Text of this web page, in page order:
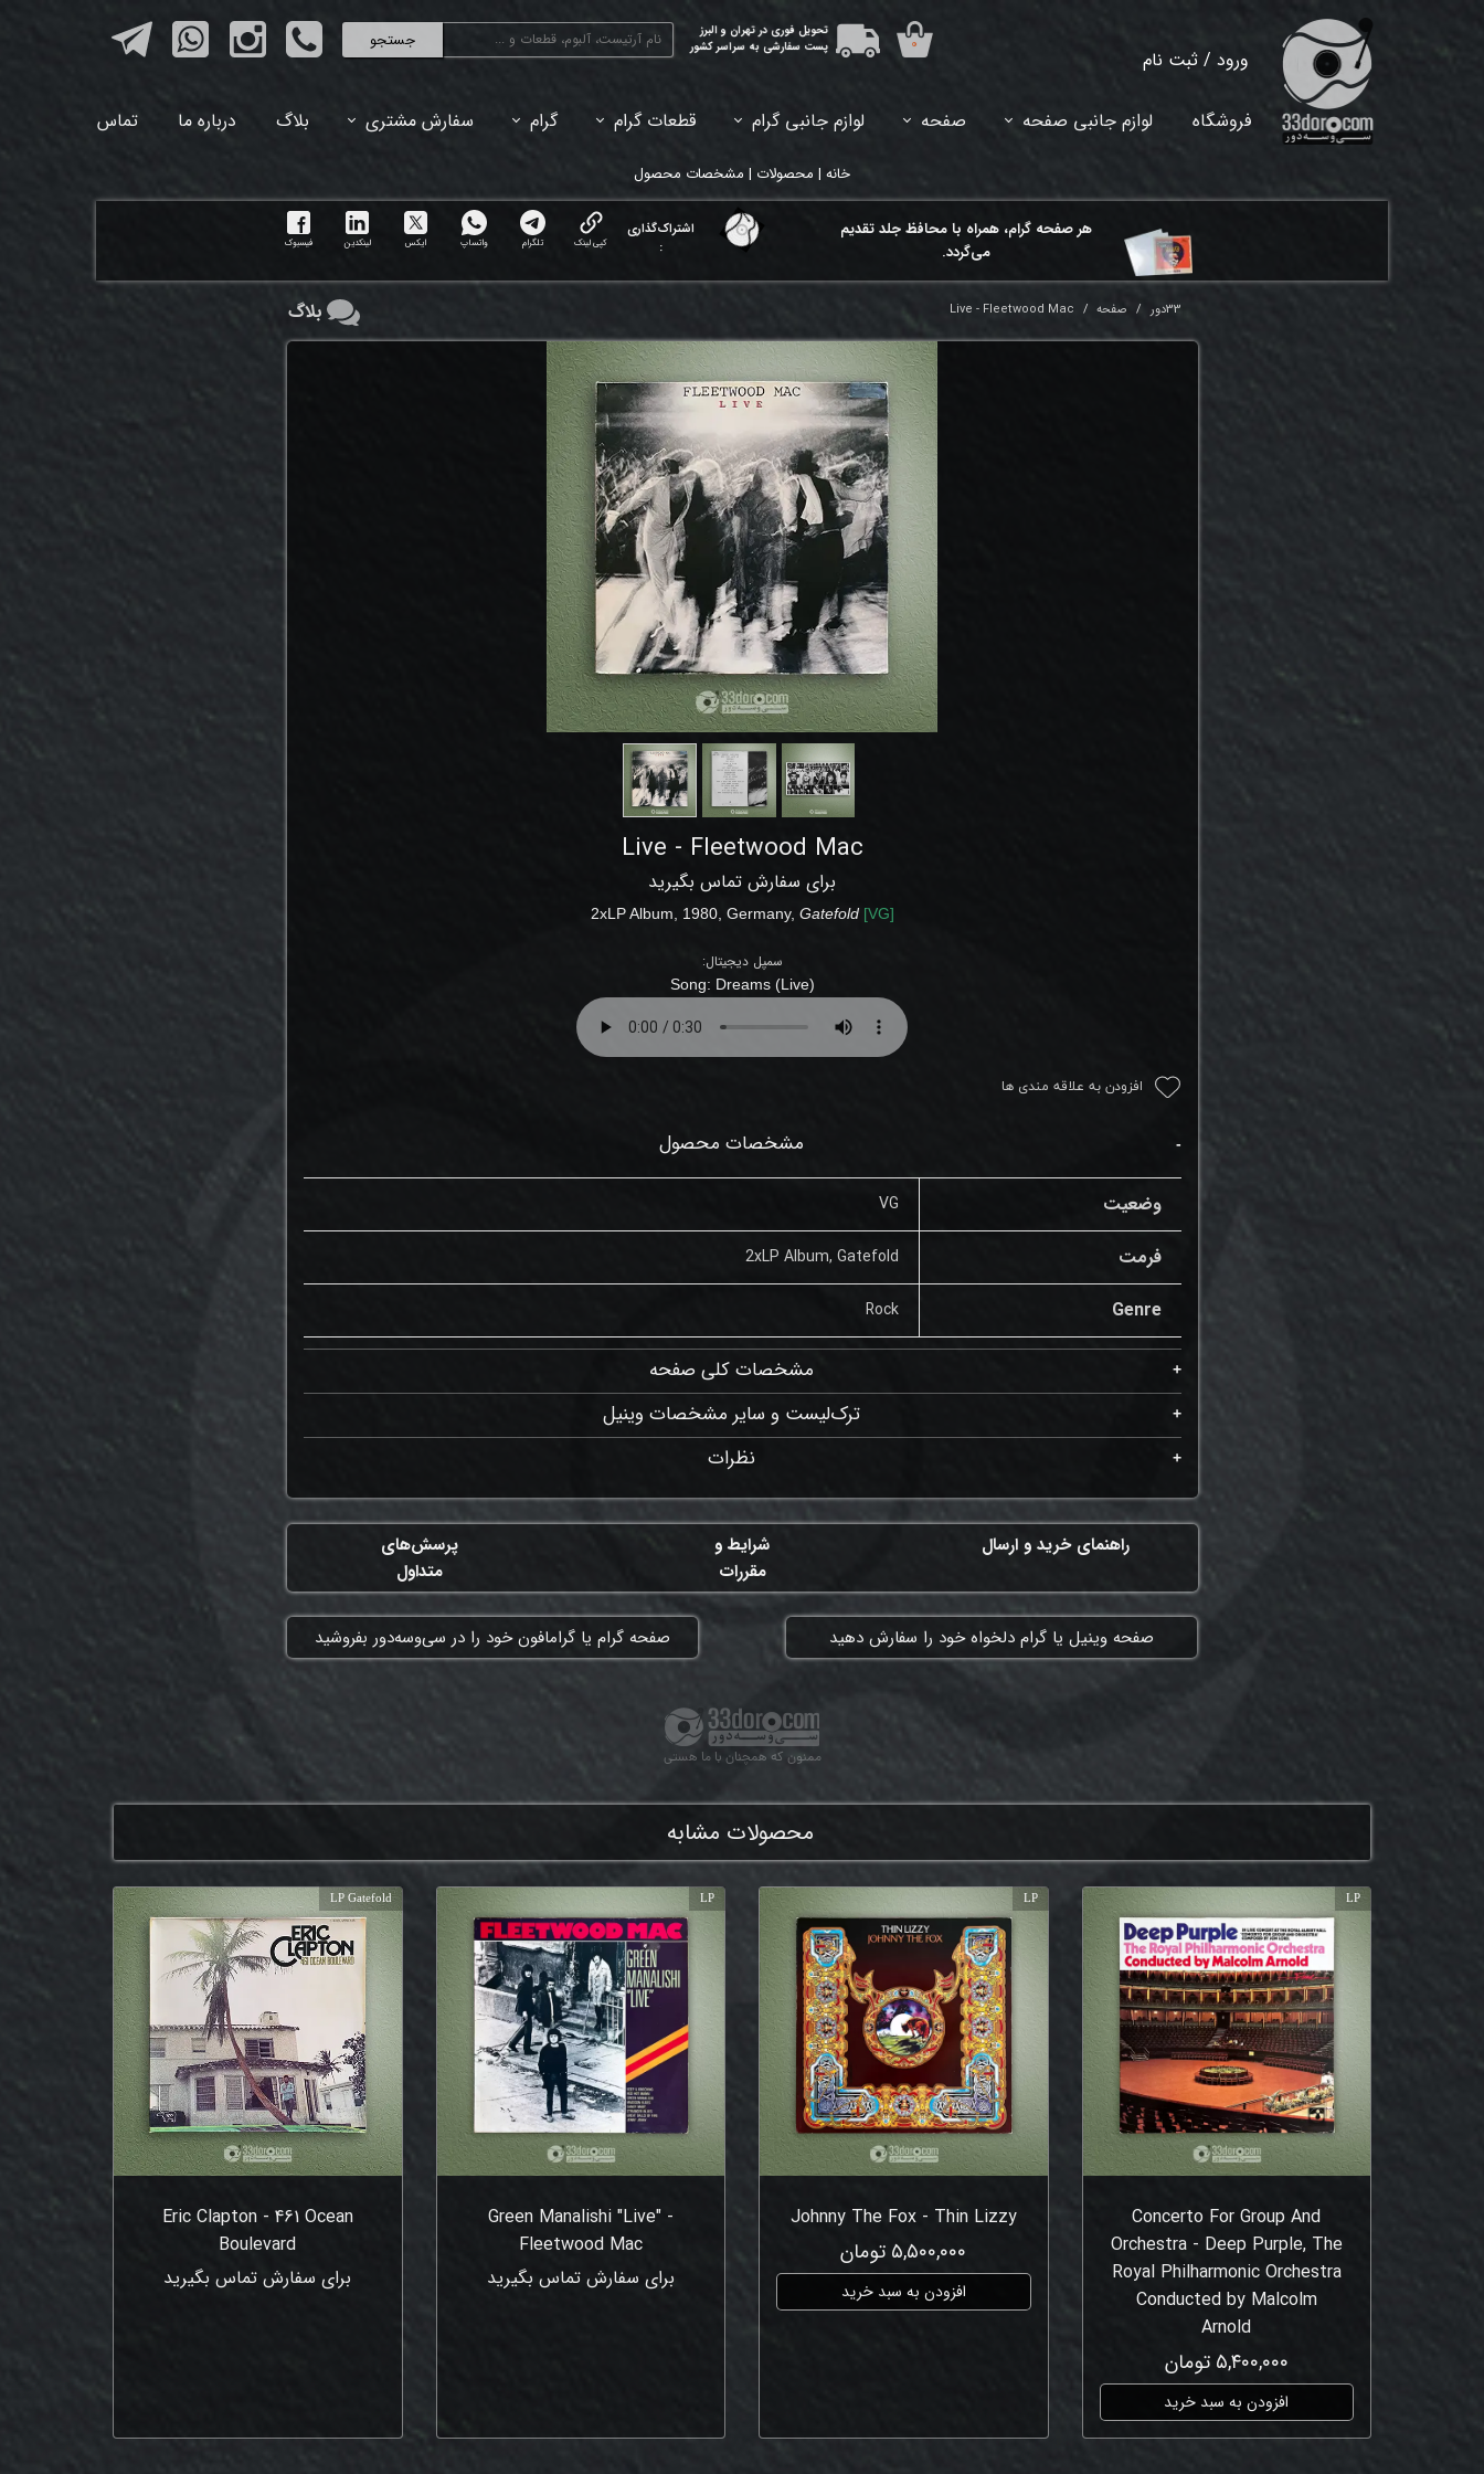
جستجو
ورود / ثبت نام
خروج از حساب کاربری
تحویل فوری در تهران و البرز
پست سفارشی به سراسر کشور
۰
فروشگاه لوازم جانبی صفحه صفحه لوازم جانبی گرام قطعات گرام گرام سفارش مشتری بلاگ درباره ما تماس
خانه | محصولات | مشخصات محصول
هر ​صفحه گرام، همراه با محافظ جلد تقدیم
می‌گردد.
اشتراک‌گذاری
:
کپی لینک تلگرام واتساپ ایکس لینکدین فیسبوک
33دور صفحه Live - Fleetwood Mac
Live - Fleetwood Mac
برای سفارش تماس بگیرید
2xLPAlbum, 1980, Germany, Gatefold [VG]
سمپل دیجیتال:
Song: Dreams (Live)
افزودن به علاقه مندی ها
مشخصات محصول
وضعیت VG
فرمت 2xLP Album, Gatefold
Genre
Rock
مشخصات کلی صفحه
ترک‌لیست و سایر مشخصات وینیل
نظرات
بلاگ
شرایط و
مقررات
راهنمای خرید و ارسال
پرسش‌های
متداول
​صفحه وینیل یا گرام دلخواه خود را سفارش دهید ​صفحه گرام یا گرامافون خود را در سی‌وسه‌دور بفروشید
ممنون که همچنان با ما هستی
محصولات مشابه
Concerto For Group And
Orchestra - Deep Purple, The
Royal Philharmonic Orchestra
Conducted by Malcolm
Arnold
۵,۴۰۰,۰۰۰ تومان
افزودن به سبد خرید
LP
Johnny The Fox - Thin Lizzy
۵,۵۰۰,۰۰۰ تومان
افزودن به سبد خرید
LP
Green Manalishi "Live" -
Fleetwood Mac
برای سفارش تماس بگیرید
LP
Eric Clapton - 461 Ocean
Boulevard
برای سفارش تماس بگیرید
LP Gatefold